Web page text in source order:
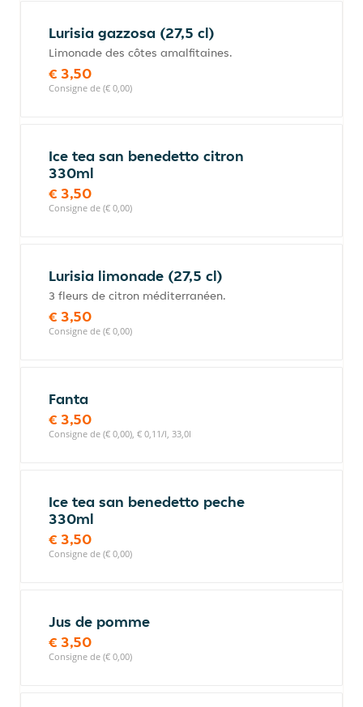
Lurisia gazzosa (27,5 cl)
Limonade des côtes amalfitaines.
€ 3,50
Consigne de (€ 0,00)
Ice tea san benedetto citron
330ml
€ 3,50
Consigne de (€ 0,00)
Lurisia limonade (27,5 cl)
3 fleurs de citron méditerranéen.
€ 3,50
Consigne de (€ 0,00)
Fanta
€ 3,50
Consigne de (€ 0,00), € 0,11/l, 33,0l
Ice tea san benedetto peche
330ml
€ 3,50
Consigne de (€ 0,00)
Jus de pomme
€ 3,50
Consigne de (€ 0,00)